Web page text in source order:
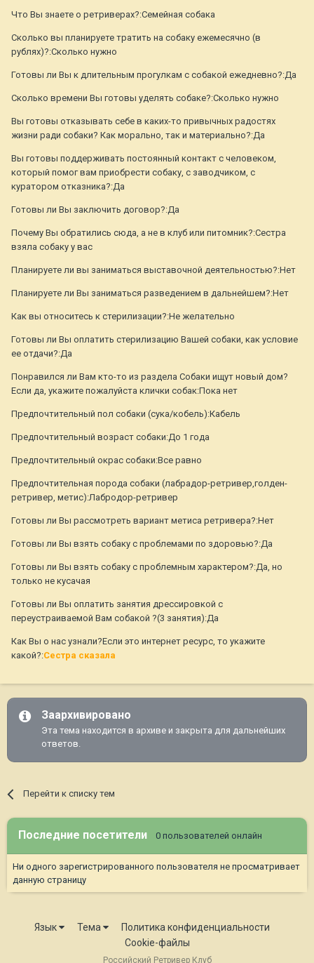
Что Вы знаете о ретриверах?:Семейная собака
Сколько вы планируете тратить на собаку ежемесячно (в
рублях)?:Сколько нужно
Готовы ли Вы к длительным прогулкам с собакой ежедневно?:Да
Сколько времени Вы готовы уделять собаке?:Сколько нужно
Вы готовы отказывать себе в каких-то привычных радостях
жизни ради собаки? Как морально, так и материально?:Да
Вы готовы поддерживать постоянный контакт с человеком,
который помог вам приобрести собаку, с заводчиком, с
куратором отказника?:Да
Готовы ли Вы заключить договор?:Да
Почему Вы обратились сюда, а не в клуб или питомник?:Сестра
взяла собаку у вас
Планируете ли вы заниматься выставочной деятельностью?:Нет
Планируете ли Вы заниматься разведением в дальнейшем?:Нет
Как вы относитесь к стерилизации?:Не желательно
Готовы ли Вы оплатить стерилизацию Вашей собаки, как условие
ее отдачи?:Да
Понравился ли Вам кто-то из раздела Собаки ищут новый дом?
Если да, укажите пожалуйста клички собак:Пока нет
Предпочтительный пол собаки (сука/кобель):Кабель
Предпочтительный возраст собаки:До 1 года
Предпочтительный окрас собаки:Все равно
Предпочтительная порода собаки (лабрадор-ретривер,голден-
ретривер, метис):Лабродор-ретривер
Готовы ли Вы рассмотреть вариант метиса ретривера?:Нет
Готовы ли Вы взять собаку с проблемами по здоровью?:Да
Готовы ли Вы взять собаку с проблемным характером?:Да, но
только не кусачая
Готовы ли Вы оплатить занятия дрессировкой с
переустраиваемой Вам собакой ?(3 занятия):Да
Как Вы о нас узнали?Если это интернет ресурс, то укажите
какой?:Сестра сказала
Заархивировано
Эта тема находится в архиве и закрыта для дальнейших
ответов.
Перейти к списку тем
Последние посетители 0 пользователей онлайн
Ни одного зарегистрированного пользователя не просматривает
данную страницу
Язык Тема
Политика конфиденциальности
Cookie-файлы
Российский Ретривер Клуб